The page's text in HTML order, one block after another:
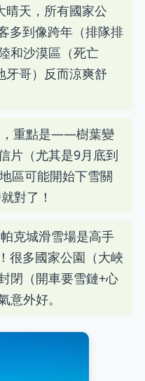
晴天，所有國家公
多到像跨年（排隊排
和沙漠區（死亡
牙哥）反而涼爽舒
，重點是——樹葉變
片（尤其是9月底到
區可能開始下雪關
對了！
克城滑雪場是高手
很多國家公園（大峽
閉（開車要雪鏈+心
外好。